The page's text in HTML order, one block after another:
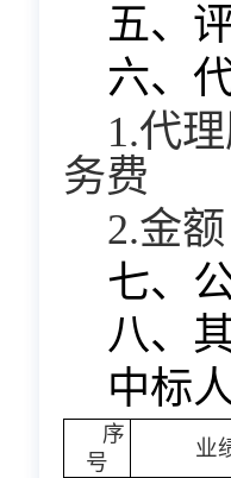
五、
六、
1.代
务费
2.金
七、
八、
中标
序
号
业